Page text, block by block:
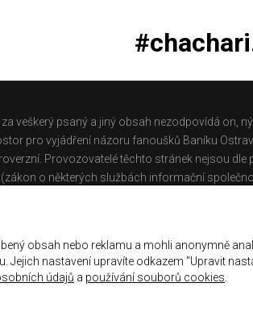
veškerý psaný a jiný obsah nezodpovídá on,
pro vyjádření názoru fanoušků Baníku
Provozovatelé těchto stránek nejsou
o některých službách informační
obsah nebo reklamu a mohli anonymně
nastavení upravíte odkazem "Upravit
údajů a používání souborů cookies